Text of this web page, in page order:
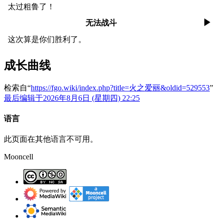
太过粗鲁了！
无法战斗
这次算是你们胜利了。
成长曲线
检索自“https://fgo.wiki/index.php?title=火之爱丽&oldid=529553”
最后编辑于2026年8月6日 (星期四) 22:25
语言
此页面在其他语言不可用。
Mooncell